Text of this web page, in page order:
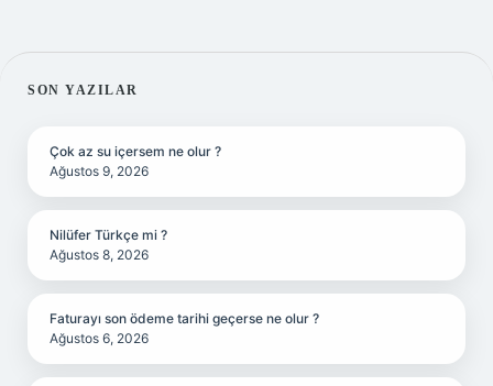
SIDEBAR
SON YAZILAR
Çok az su içersem ne olur ?
Ağustos 9, 2026
Nilüfer Türkçe mi ?
Ağustos 8, 2026
Faturayı son ödeme tarihi geçerse ne olur ?
Ağustos 6, 2026